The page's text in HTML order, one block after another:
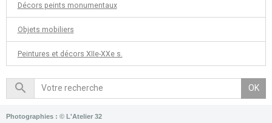
Décors peints monumentaux
Objets mobiliers
Peintures et décors XIIe-XXe s.
OK
Photographies : © L'Atelier 32